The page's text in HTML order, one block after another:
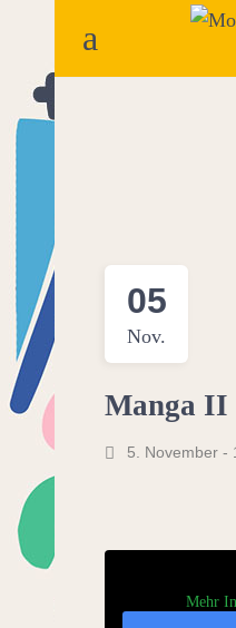
05
Nov.
Manga II
5. November -
Mehr